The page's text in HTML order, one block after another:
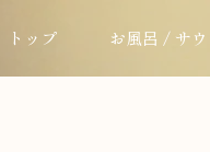
トップ お風呂 / サ